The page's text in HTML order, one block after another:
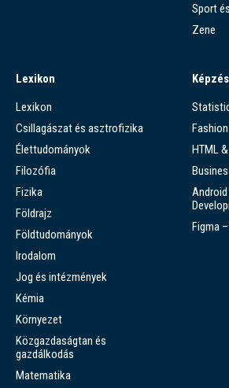
Sport
Zene
Lexikon
Lexikon
Csillagászat és asztrofizika
Élettudományok
Filozófia
Fizika
Földrajz
Földtudományok
Irodalom
Jog és intézmények
Kémia
Környezet
Közgazdaságtan és
gazdálkodás
Matematika
HTML
Figma